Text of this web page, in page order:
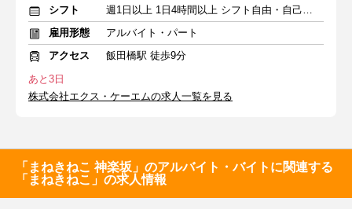
シフト
週1日以上 1日4時間以上 シフト自由・自己申告
雇用形態
アルバイト・パート
アクセス
飯田橋駅 徒歩9分
あと3日
株式会社エクス・ケーエムの求人一覧を見る
「まねきねこ 神楽坂」のアルバイト・バイトに関連する
「まねきねこ」の求人情報